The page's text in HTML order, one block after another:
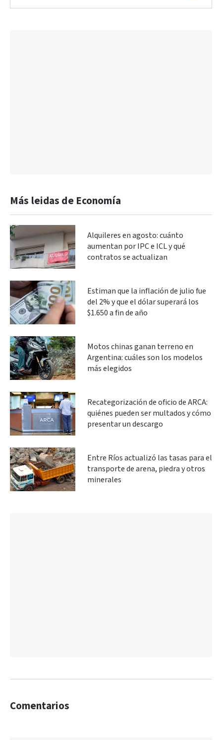
Más leidas de Economía
Alquileres en agosto: cuánto
aumentan por IPC e ICL y qué
contratos se actualizan
Estiman que la inflación de julio fue
del 2% y que el dólar superará los
$1.650 a fin de año
Motos chinas ganan terreno en
Argentina: cuáles son los modelos
más elegidos
Recategorización de oficio de ARCA:
quiénes pueden ser multados y cómo
presentar un descargo
Entre Ríos actualizó las tasas para el
transporte de arena, piedra y otros
minerales
Comentarios